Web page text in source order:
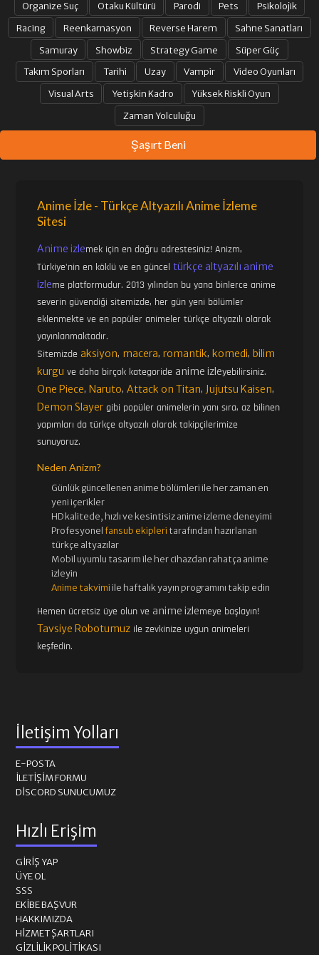
Organize Suç Otaku Kültürü Parodi Pets
Psikolojik
Racing
Reenkarnasyon Reverse Harem
Sahne Sanatları
Samuray
Showbiz Strategy Game
Süper Güç
Takım Sporları
Tarihi Uzay Vampir
Video Oyunları
Visual Arts
Yetişkin Kadro
Yüksek Riskli Oyun
Zaman Yolculuğu
Şaşırt Beni
Anime İzle - Türkçe Altyazılı Anime İzleme
Sitesi
Anime izlemek için en doğru adrestesiniz! Anizm,
Türkiye'nin en köklü ve en günceltürkçe altyazılı anime
izleme platformudur. 2013 yılından bu yana binlerce anime
severin güvendiği sitemizde, her gün yeni bölümler
eklenmekte ve en popüler animeler türkçe altyazılı olarak
yayınlanmaktadır.
Sitemizdeaksiyon, macera,romantik, komedi, bilim
kurgu ve daha birçok kategoride anime izleyebilirsiniz.
One Piece, Naruto,Attack on Titan, Jujutsu Kaisen,
Demon Slayer gibi popüler animelerin yanı sıra, az bilinen
yapımları da türkçe altyazılı olarak takipçilerimize
sunuyoruz.
Neden Anizm?
Günlük güncellenen anime bölümleri ile her zaman en
yeni içerikler
HD kalitede, hızlı ve kesintisiz anime izleme deneyimi
Profesyonelfansub ekipleri tarafından hazırlanan
türkçe altyazılar
Mobil uyumlu tasarım ile her cihazdan rahatça anime
izleyin
Anime takvimi ile haftalık yayın programını takip edin
Hemen ücretsiz üye olun ve anime izlemeye başlayın!
Tavsiye Robotumuz ile zevkinize uygun animeleri
keşfedin.
İletişim Yolları
E-POSTA
İLETIŞIM FORMU
DISCORD SUNUCUMUZ
Hızlı Erişim
GIRIŞ YAP
ÜYE OL
SSS
EKIBE BAŞVUR
HAKKIMIZDA
HIZMET ŞARTLARI
GIZLILIK POLITIKASI